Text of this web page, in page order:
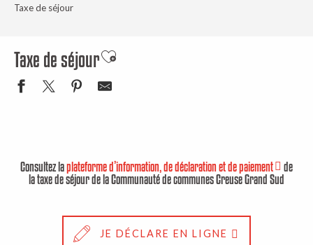
Taxe de séjour
Taxe de séjourAjouter aux favoris
Consultez laplateforme d’information, de déclaration et de paiement
de
la taxe de séjour de la Communauté de communes Creuse Grand Sud
JE DÉCLARE EN LIGNE